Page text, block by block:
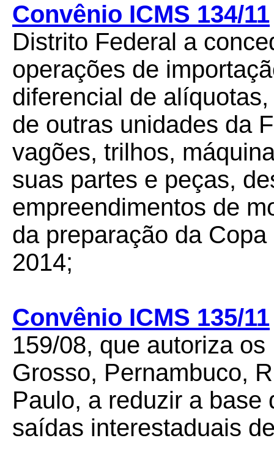
Convênio ICMS 134/11
Distrito Federal a
operações de
diferencial de
de outras unidades da
vagões, trilhos,
suas partes e peças,
empreendimentos de
da preparação da
2014;
Convênio ICMS 135/11
159/08, que autoriza
Grosso, Pernambuco,
Paulo, a reduzir a base
saídas interestaduais